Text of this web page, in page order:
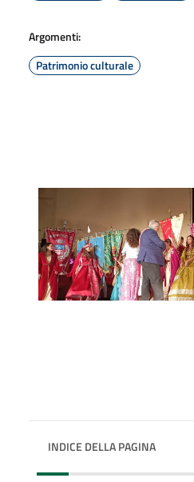
Argomenti:
Patrimonio culturale
INDICE DELLA PAGINA